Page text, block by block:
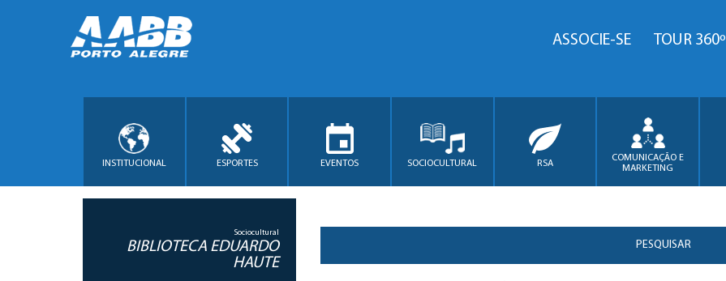
ASSOCIE-SE TOUR 360º
INSTITUCIONAL ESPORTES EVENTOS SOCIOCULTURAL RSA
COMUNICAÇÃO E
MARKETING
Sociocultural
BIBLIOTECA EDUARDO
HAUTE
PESQUISAR